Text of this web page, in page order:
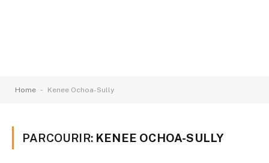
Home - Kenee Ochoa-Sully
PARCOURIR: KENEE OCHOA-SULLY